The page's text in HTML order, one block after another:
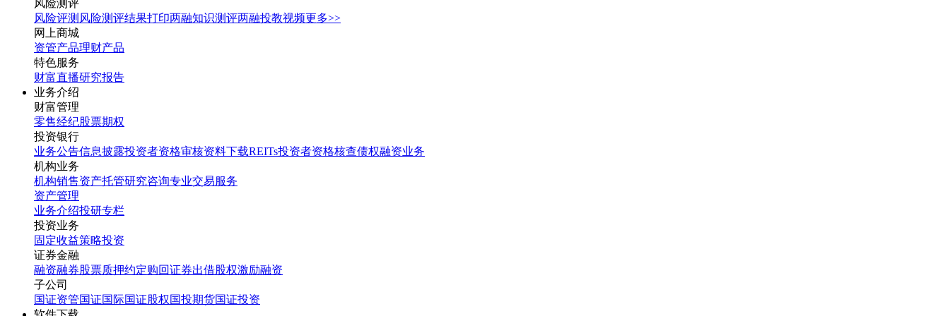
风险测评
风险评测 风险测评结果打印两融知识测评两融投教视频更多>>
网上商城
资管产品理财产品
特色服务
财富直播研究报告
业务介绍
财富管理
零售经纪股票期权
投资银行
业务公告信息披露投资者资格审核资料下载REITs投资者资格核查债权融资业务
机构业务
机构销售资产托管研究咨询专业交易服务
资产管理
业务介绍投研专栏
投资业务
固定收益策略投资
证券金融
融资融券股票质押约定购回证券出借股权激励融资
子公司
国证资管国证国际国证股权国投期货国证投资